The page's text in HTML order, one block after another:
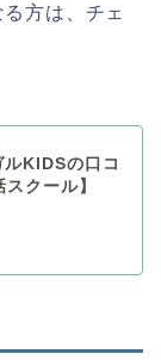
方は、チェ
KIDSの口コ
クール】